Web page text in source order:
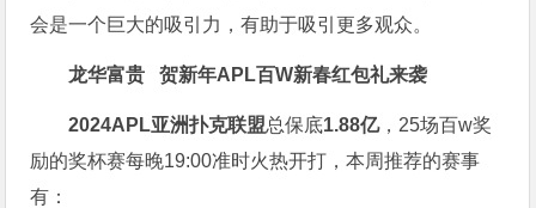
会是一个巨大的吸引力，有助于吸引更多观众。
龙华富贵 贺新年APL百W新春红包礼来袭
2024APL亚洲扑克联盟总保底1.88亿，25场百w奖
励的奖杯赛每晚19:00准时火热开打，本周推荐的赛事
有：